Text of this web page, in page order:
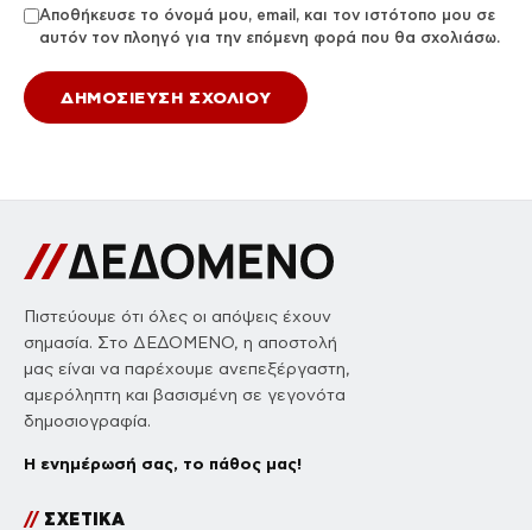
Αποθήκευσε το όνομά μου, email, και τον ιστότοπο μου σε
αυτόν τον πλοηγό για την επόμενη φορά που θα σχολιάσω.
Πιστεύουμε ότι όλες οι απόψεις έχουν
σημασία. Στο ΔΕΔΟΜΕΝΟ, η αποστολή
μας είναι να παρέχουμε ανεπεξέργαστη,
αμερόληπτη και βασισμένη σε γεγονότα
δημοσιογραφία.
Η ενημέρωσή σας, το πάθος μας!
//ΣΧΕΤΙΚΑ